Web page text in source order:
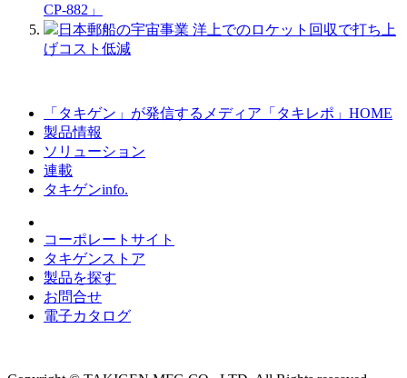
CP-882」
日本郵船の宇宙事業 洋上でのロケット回収で打ち上
げコスト低減
「タキゲン」が発信するメディア「タキレポ」HOME
製品情報
ソリューション
連載
タキゲンinfo.
コーポレートサイト
タキゲンストア
製品を探す
お問合せ
電子カタログ